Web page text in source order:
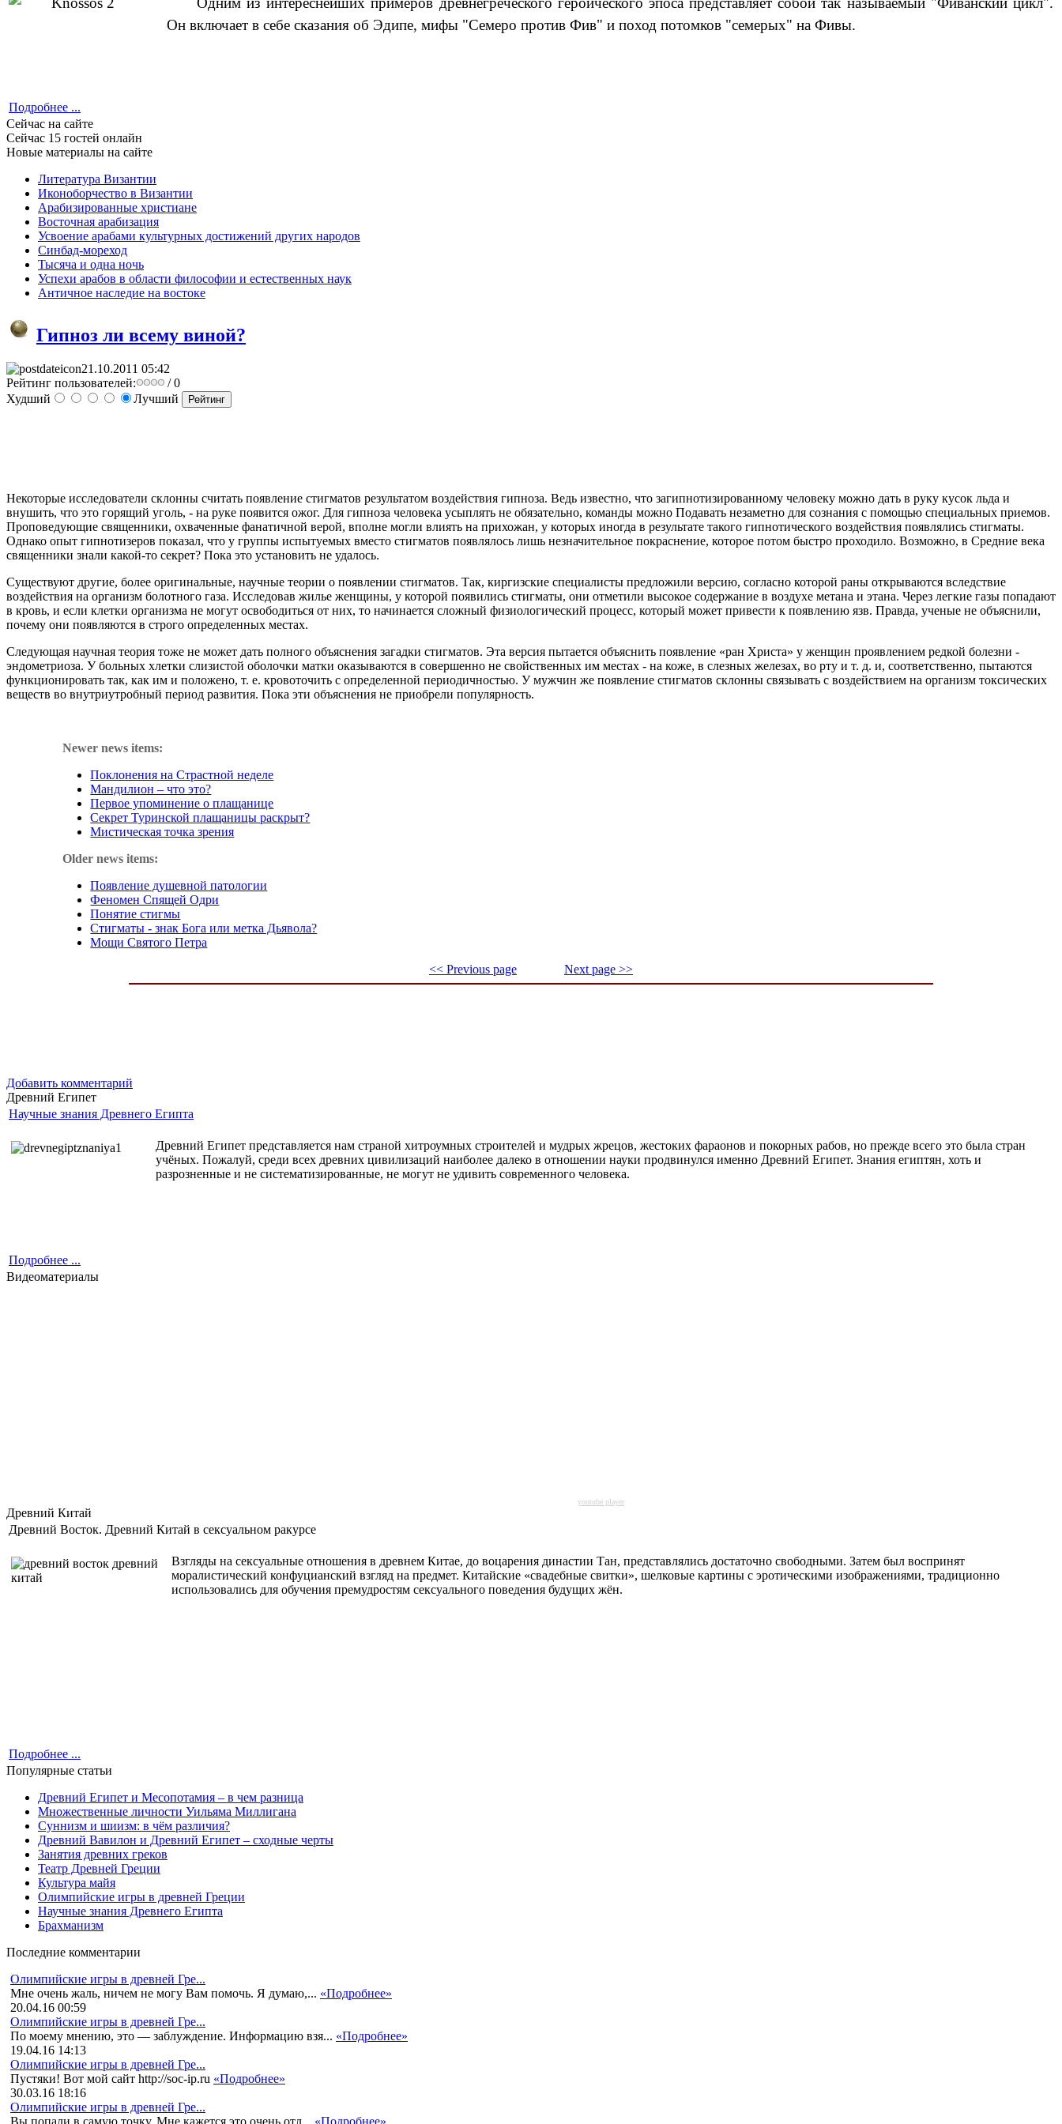
Он включает в себе сказания об Эдипе, мифы "Семеро против Фив" и поход потомков "семерых" на Фивы.
Подробнее ...
Сейчас на сайте
Сейчас 15 гостей онлайн
Новые материалы на сайте
Литература Византии
Иконоборчество в Византии
Арабизированные христиане
Восточная арабизация
Усвоение арабами культурных достижений других народов
Синбад-мореход
Тысяча и одна ночь
Успехи арабов в области философии и естественных наук
Античное наследие на востоке
Гипноз ли всему виной?
21.10.2011 05:42
Рейтинг пользователей:
/ 0
Худший
Лучший
Некоторые исследователи склонны считать появление стигматов результатом воздействия гипноза. Ведь известно, что загипнотизированному человеку можно дать в руку кусок льда и
внушить, что это горящий уголь, - на руке появится ожог. Для гипноза человека усыплять не обязательно, команды можно Подавать незаметно для сознания с помощью специальных приемов.
Проповедующие священники, охваченные фанатичной верой, вполне могли влиять на прихожан, у которых иногда в результате такого гипнотического воздействия появлялись стигматы.
Однако опыт гипнотизеров показал, что у группы испытуемых вместо стигматов появлялось лишь незначительное покраснение, которое потом быстро проходило. Возможно, в Средние века
священники знали какой-то секрет? Пока это установить не удалось.
Существуют другие, более оригинальные, научные теории о появлении стигматов. Так, киргизские специалисты предложили версию, согласно которой раны открываются вследствие
воздействия на организм болотного газа. Исследовав жилье женщины, у которой появились стигматы, они отметили высокое содержание в воздухе метана и этана. Через легкие газы попадают
в кровь, и если клетки организма не могут освободиться от них, то начинается сложный физиологический процесс, который может привести к появлению язв. Правда, ученые не объяснили,
почему они появляются в строго определенных местах.
Следующая научная теория тоже не может дать полного объяснения загадки стигматов. Эта версия пытается объяснить появление «ран Христа» у женщин проявлением редкой болезни -
эндометриоза. У больных хлетки слизистой оболочки матки оказываются в совершенно не свойственных им местах - на коже, в слезных железах, во рту и т. д. и, соответственно, пытаются
функционировать так, как им и положено, т. е. кровоточить с определенной периодичностью. У мужчин же появление стигматов склонны связывать с воздействием на организм токсических
веществ во внутриутробный период развития. Пока эти объяснения не приобрели популярность.
Newer news items:
Поклонения на Страстной неделе
Мандилион – что это?
Первое упоминение о плащанице
Секрет Туринской плащаницы раскрыт?
Мистическая точка зрения
Older news items:
Появление душевной патологии
Феномен Спящей Одри
Понятие стигмы
Стигматы - знак Бога или метка Дьявола?
Мощи Святого Петра
<< Previous page
Next page >>
Добавить комментарий
Древний Египет
Научные знания Древнего Египта
Древний Египет представляется нам страной хитроумных строителей и мудрых жрецов, жестоких фараонов и покорных рабов, но прежде всего это была стран
учёных. Пожалуй, среди всех древних цивилизаций наиболее далеко в отношении науки продвинулся именно Древний Египет. Знания египтян, хоть и
разрозненные и не систематизированные, не могут не удивить современного человека.
Подробнее ...
Видеоматериалы
youtube player
Древний Китай
Древний Восток. Древний Китай в сексуальном ракурсе
Взгляды на сексуальные отношения в древнем Китае, до воцарения династии Тан, представлялись достаточно свободными. Затем был воспринят
моралистический конфуцианский взгляд на предмет. Китайские «свадебные свитки», шелковые картины с эротическими изображениями, традиционно
использовались для обучения премудростям сексуального поведения будущих жён.
Подробнее ...
Популярные статьи
Древний Египет и Месопотамия – в чем разница
Множественные личности Уильяма Миллигана
Суннизм и шиизм: в чём различия?
Древний Вавилон и Древний Египет – сходные черты
Занятия древних греков
Театр Древней Греции
Культура майя
Олимпийские игры в древней Греции
Научные знания Древнего Египта
Брахманизм
Последние комментарии
Олимпийские игры в древней Гре...
Мне очень жаль, ничем не могу Вам помочь. Я думаю,... «Подробнее»
20.04.16 00:59
Олимпийские игры в древней Гре...
По моему мнению, это — заблуждение. Информацию взя... «Подробнее»
19.04.16 14:13
Олимпийские игры в древней Гре...
Пустяки! Вот мой сайт http://soc-ip.ru «Подробнее»
30.03.16 18:16
Олимпийские игры в древней Гре...
Вы попали в самую точку. Мне кажется это очень отл...
«Подробнее»